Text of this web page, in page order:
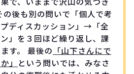
後も別の問いで「個人で考
ディスカッション」→「全
」を３回ほど繰り返し、課
す。 最後の 「山下さんにで
」 という問いでは、みなさ